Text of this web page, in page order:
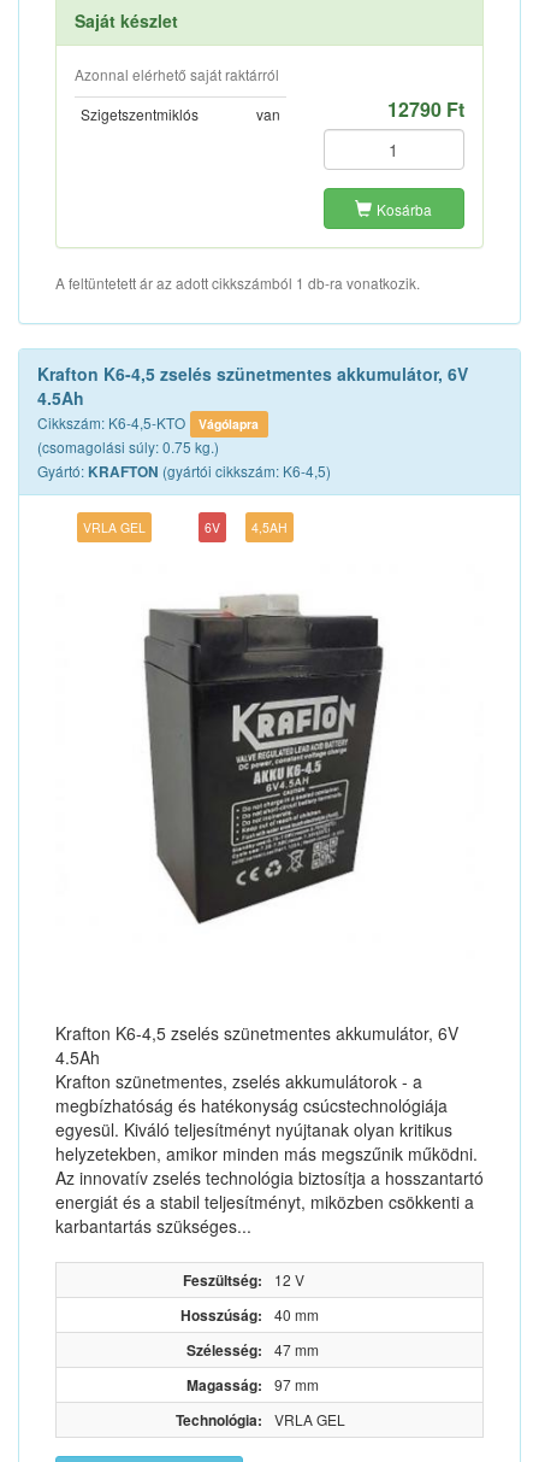
Saját készlet
Azonnal elérhető saját raktárról
Szigetszentmiklós
van 12790 Ft
Kosárba
A feltüntetett ár az adott cikkszámból 1 db-ra vonatkozik.
Krafton K6-4,5 zselés szünetmentes akkumulátor, 6V
4.5Ah
Cikkszám: K6-4,5-KTO Vágólapra
(csomagolási súly: 0.75 kg.)
Gyártó: KRAFTON (gyártói cikkszám: K6-4,5)
VRLA GEL 6V 4,5AH
Krafton K6-4,5 zselés szünetmentes akkumulátor, 6V
4.5Ah
Krafton szünetmentes, zselés akkumulátorok - a
megbízhatóság és hatékonyság csúcstechnológiája
egyesül. Kiváló teljesítményt nyújtanak olyan kritikus
helyzetekben, amikor minden más megszűnik működni.
Az innovatív zselés technológia biztosítja a hosszantartó
energiát és a stabil teljesítményt, miközben csökkenti a
karbantartás szükséges...
Feszültség: 12 V
Hosszúság: 40 mm
Szélesség: 47 mm
Magasság: 97 mm
Technológia: VRLA GEL